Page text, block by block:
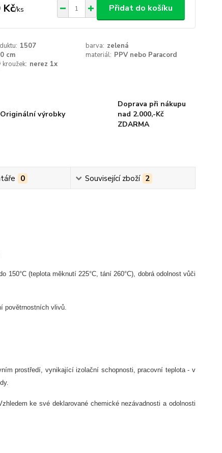
Kč/ks Přidat do košíku
1507 barva: zelená
cm materiál: PPV nebo Paracord
nerez 1x
Originální výrobky
Doprava při nákupu
nad 2.000,-Kč
ZDARMA
0 Související zboží 2
150°C (teplota měknutí 225°C, tání 260°C), dobrá odolnost vůči
í povětrnostních vlivů.
prostředí, vynikající izolační schopnosti, pracovní teplota - v
ke své deklarované chemické nezávadnosti a odolnosti